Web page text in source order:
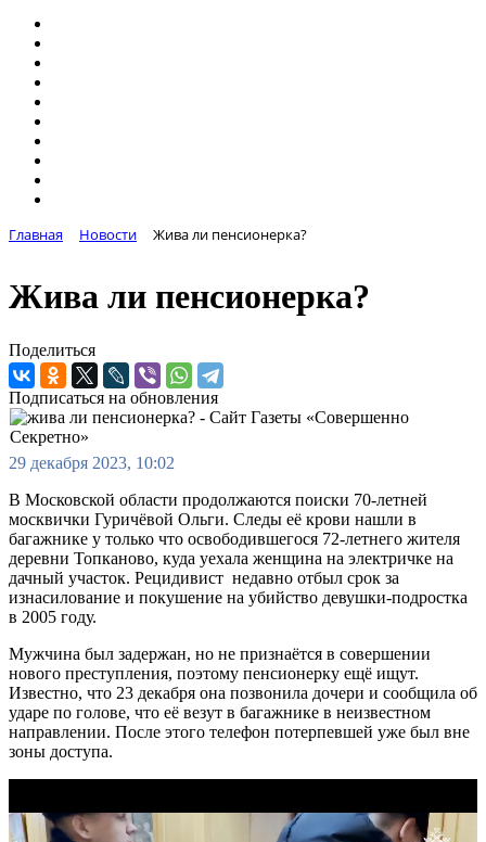
Главная Новости Жива ли пенсионерка?
Жива ли пенсионерка?
Поделиться
Подписаться на обновления
29 декабря 2023, 10:02
В Московской области продолжаются поиски 70-летней
москвички Гуричёвой Ольги. Следы её крови нашли в
багажнике у только что освободившегося 72-летнего жителя
деревни Топканово, куда уехала женщина на электричке на
дачный участок. Рецидивист недавно отбыл срок за
изнасилование и покушение на убийство девушки-подростка
в 2005 году.
Мужчина был задержан, но не признаётся в совершении
нового преступления, поэтому пенсионерку ещё ищут.
Известно, что 23 декабря она позвонила дочери и сообщила об
ударе по голове, что её везут в багажнике в неизвестном
направлении. После этого телефон потерпевшей уже был вне
зоны доступа.